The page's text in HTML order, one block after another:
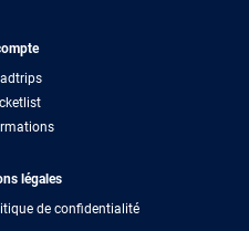
légales
de confidentialité